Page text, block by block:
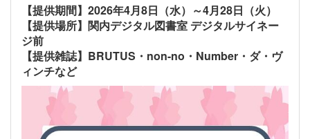
【提供期間】2026年4月8日（水）～4月28日（火）
【提供場所】関内デジタル図書室 デジタルサイネー
ジ前
【提供雑誌】BRUTUS・non-no・Number・ダ・ヴ
ィンチなど